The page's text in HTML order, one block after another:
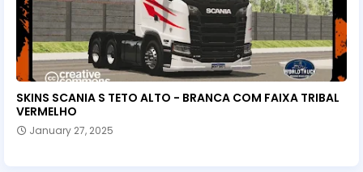
SKINS SCANIA S TETO ALTO - BRANCA COM FAIXA TRIBAL
VERMELHO
January 27, 2025